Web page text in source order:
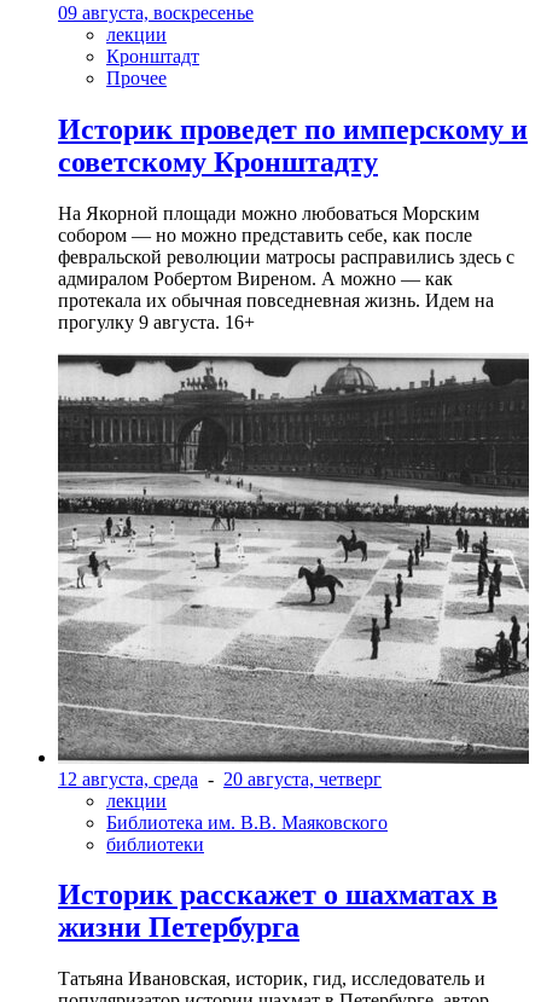
09 августа, воскресенье
лекции
Кронштадт
Прочее
Историк проведет по имперскому и
советскому Кронштадту
На Якорной площади можно любоваться Морским
собором — но можно представить себе, как после
февральской революции матросы расправились здесь с
адмиралом Робертом Виреном. А можно — как
протекала их обычная повседневная жизнь. Идем на
прогулку 9 августа. 16+
12 августа, среда - 20 августа, четверг
лекции
Библиотека им. В.В. Маяковского
библиотеки
Историк расскажет о шахматах в
жизни Петербурга
Татьяна Ивановская, историк, гид, исследователь и